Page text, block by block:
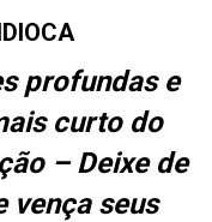
profundas e
curto do
– Deixe de
vença seus